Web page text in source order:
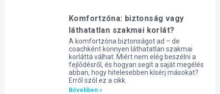
Komfortzóna: biztonság vagy
láthatatlan szakmai korlát?
A komfortzóna biztonságot ad – de
coachként könnyen láthatatlan szakmai
korláttá válhat. Miért nem elég beszélni a
fejlődésről, és hogyan segít a saját megélés
abban, hogy hitelesebben kísérj másokat?
Erről szól ez a cikk.
Bővebben »